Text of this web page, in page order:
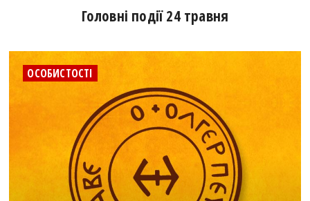
Головні події 24 травня
ОСОБИСТОСТІ